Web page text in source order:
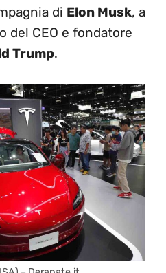
di Elon Musk, a
del CEO e fondatore
Trump.